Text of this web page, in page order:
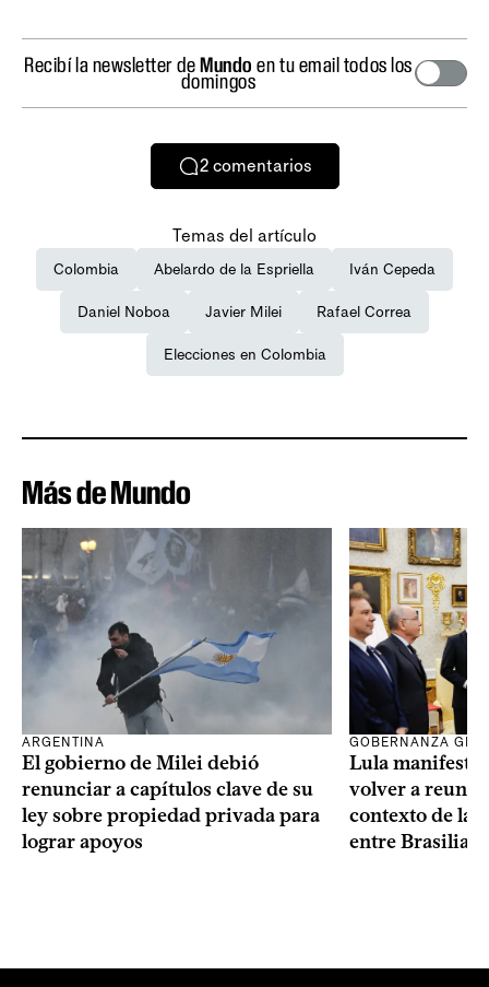
Recibí la newsletter deMundo en tu email todos los
domingos
2 comentarios
Temas del artículo
Colombia Abelardo de la Espriella Iván Cepeda
Daniel Noboa Javier Milei Rafael Correa
Elecciones en Colombia
Más de Mundo
ARGENTINA
El gobierno de Milei debió
renunciar a capítulos clave de su
ley sobre propiedad privada para
lograr apoyos
GOBERNANZA
Lula manifestó
volver a
contexto de la
entre Brasilia